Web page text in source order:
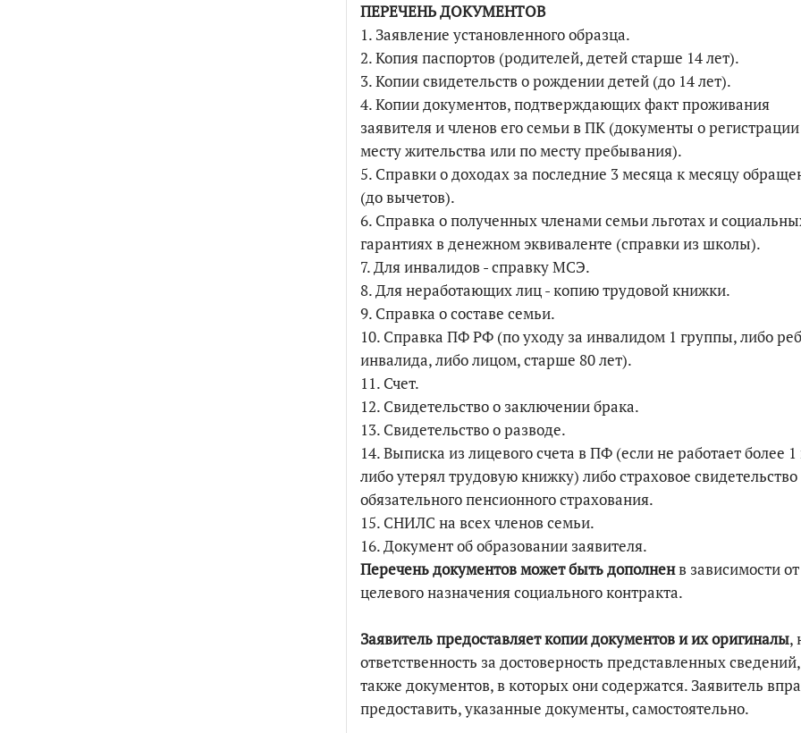
ПЕРЕЧЕНЬ ДОКУМЕНТОВ
1. Заявление установленного образца.
2. Копия паспортов (родителей, детей старше 14 лет).
3. Копии свидетельств о рождении детей (до 14 лет).
4. Копии документов, подтверждающих факт проживания
заявителя и членов его семьи в ПК (документы о
месту жительства или по месту пребывания).
5. Справки о доходах за последние 3 месяца к месяцу
(до вычетов).
6. Справка о полученных членами семьи льготах и
гарантиях в денежном эквиваленте (справки из школы).
7. Для инвалидов - справку МСЭ.
8. Для неработающих лиц - копию трудовой книжки.
9. Справка о составе семьи.
10. Справка ПФ РФ (по уходу за инвалидом 1 группы, либо
инвалида, либо лицом, старше 80 лет).
11. Счет.
12. Свидетельство о заключении брака.
13. Свидетельство о разводе.
14. Выписка из лицевого счета в ПФ (если не работает более 1
либо утерял трудовую книжку) либо страховое свидетельство
обязательного пенсионного страхования.
15. СНИЛС на всех членов семьи.
16. Документ об образовании заявителя.
Перечень документов может быть дополненв зависимости от
целевого назначения социального контракта.
Заявитель предоставляет копии документов и их оригиналы,
ответственность за достоверность представленных
также документов, в которых они содержатся. Заявитель
предоставить, указанные документы, самостоятельно.